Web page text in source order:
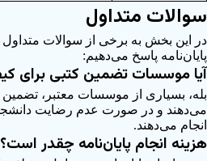
سوالات متداول
در این بخش به برخی از سوالات متداول
پایان‌نامه پاسخ می‌دهیم:
آیا موسسات تضمین کتبی برای
بله، بسیاری از موسسات معتبر، تضمین
می‌دهند و در صورت عدم رضایت دانشجو،
انجام می‌دهند.
هزینه انجام پایان‌نامه چقدر است؟